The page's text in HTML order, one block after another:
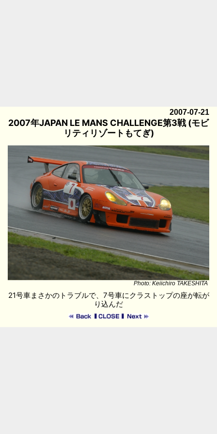
2007-07-21
2007年JAPAN LE MANS CHALLENGE第3戦 (モビ
リティリゾートもてぎ)
Photo: Keiichiro TAKESHITA
21号車まさかのトラブルで、7号車にクラストップの座が転が
り込んだ